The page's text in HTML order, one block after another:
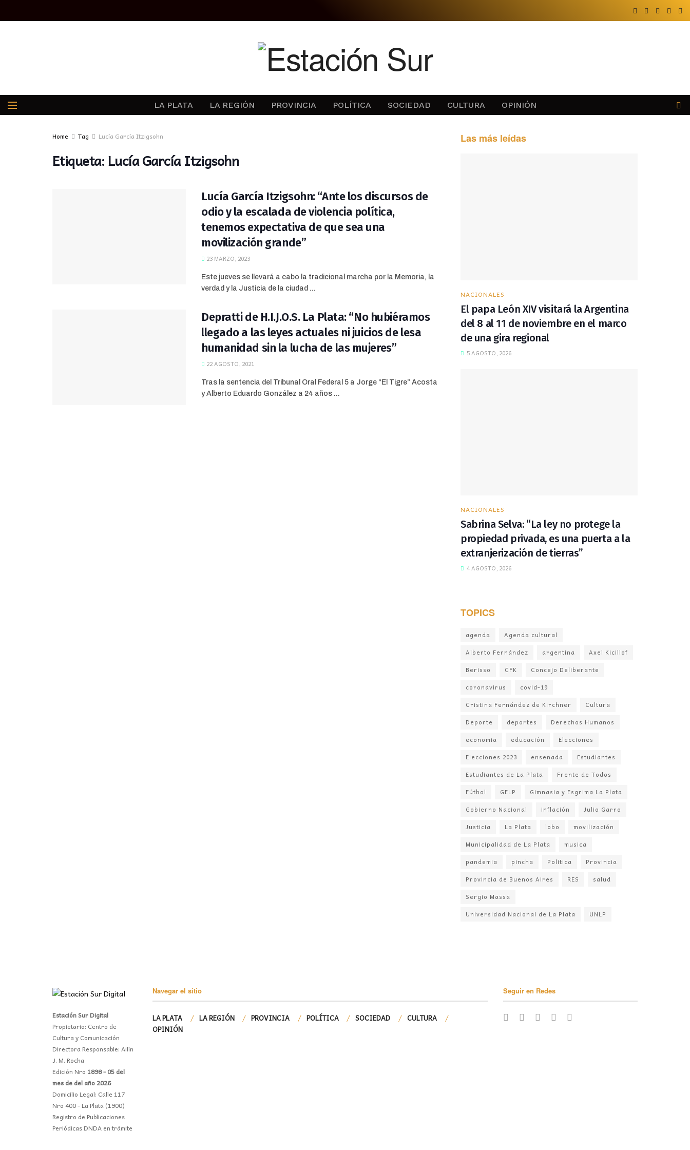
LA PLATA LA REGIÓN PROVINCIA POLÍTICA SOCIEDAD CULTURA OPINIÓN
Home Tag Lucía García Itzigsohn
Etiqueta:Lucía García Itzigsohn
Lucía García Itzigsohn: “Ante los discursos de
odio y la escalada de violencia política,
tenemos expectativa de que sea una
movilización grande”
23 MARZO, 2023
Este jueves se llevará a cabo la tradicional marcha por la Memoria, la
verdad y la Justicia de la ciudad ...
Depratti de H.I.J.O.S. La Plata: “No hubiéramos
llegado a las leyes actuales ni juicios de lesa
humanidad sin la lucha de las mujeres”
22 AGOSTO, 2021
Tras la sentencia del Tribunal Oral Federal 5 a Jorge “El Tigre” Acosta
y Alberto Eduardo González a 24 años ...
Las más leídas
NACIONALES
El papa León XIV visitará la Argentina
del 8 al 11 de noviembre en el marco
de una gira regional
5 AGOSTO, 2026
NACIONALES
Sabrina Selva: “La ley no protege la
propiedad privada, es una puerta a la
extranjerización de tierras”
4 AGOSTO, 2026
TOPICS
agenda
Agenda cultural
Alberto Fernández
argentina
Axel Kicillof
Berisso
CFK
Concejo Deliberante
coronavirus
covid-19
Cristina Fernández de Kirchner
Cultura
Deporte
deportes
Derechos Humanos
economia
educación
Elecciones
Elecciones 2023
ensenada
Estudiantes
Estudiantes de La Plata
Frente de Todos
Fútbol
GELP
Gimnasia y Esgrima La Plata
Gobierno Nacional
inflación
Julio Garro
Justicia
La Plata lobo
movilización
Municipalidad de La Plata
musica
pandemia
pincha Politica
Provincia
Provincia de Buenos Aires
RES
salud
Sergio Massa
Universidad Nacional de La Plata
UNLP
Estación Sur Digital
Propietario: Centro de
Cultura y Comunicación
Directora Responsable: Ailín
J. M. Rocha
Edición Nro 1898 - 05 del
mes de del año 2026
Domicilio Legal: Calle 117
Nro 400 - La Plata (1900)
Registro de Publicaciones
Periódicas DNDA en trámite
Navegar el sitio
LA PLATA LA REGIÓN PROVINCIA POLÍTICA SOCIEDAD
CULTURA
OPINIÓN
Seguir en Redes